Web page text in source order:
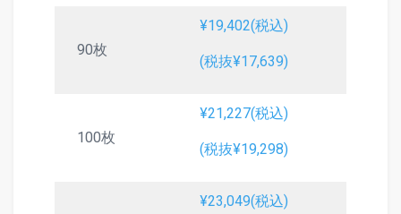
90枚
¥19,402(税込)
(税抜¥17,639)
100枚
¥21,227(税込)
(税抜¥19,298)
¥23,049(税込)